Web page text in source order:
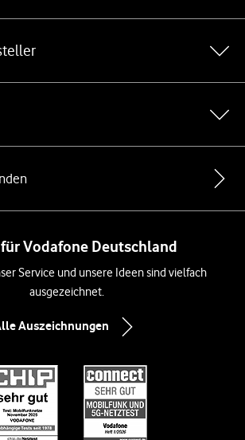
Vodafone Deutschland
Service und unsere Ideen sind vielfach
ausgezeichnet.
Auszeichnungen